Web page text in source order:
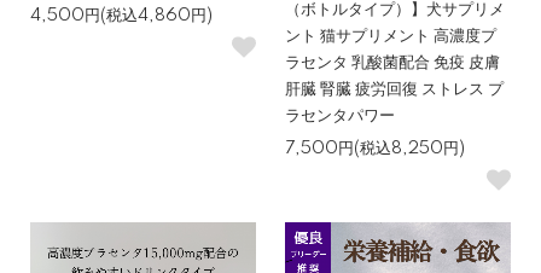
4,500円(税込4,860円)
（ボトルタイプ）】犬サプリメ
ント 猫サプリメント 高濃度プ
ラセンタ 乳酸菌配合 免疫 皮膚
肝臓 腎臓 疲労回復 ストレス プ
ラセンタパワー
7,500円(税込8,250円)